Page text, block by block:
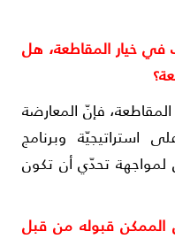
المقاطعة، هل
فإنّ المعارضة
وبرنامج
تحدّي أن تكون
قبوله من قبل